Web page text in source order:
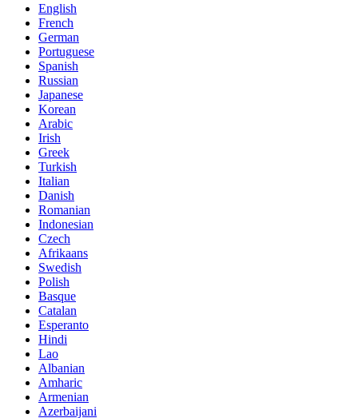
English
French
German
Portuguese
Spanish
Russian
Japanese
Korean
Arabic
Irish
Greek
Turkish
Italian
Danish
Romanian
Indonesian
Czech
Afrikaans
Swedish
Polish
Basque
Catalan
Esperanto
Hindi
Lao
Albanian
Amharic
Armenian
Azerbaijani